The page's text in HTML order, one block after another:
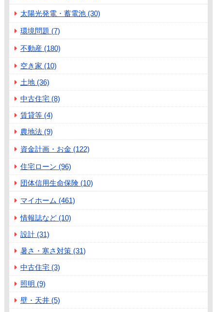
太陽光発電・蓄電池 (30)
環境問題 (7)
不動産 (180)
空き家 (10)
土地 (36)
中古住宅 (8)
賃貸等 (4)
農地法 (9)
資金計画・お金 (122)
住宅ローン (96)
団体信用生命保険 (10)
マイホーム (461)
情報誌など (10)
設計 (31)
暑さ・寒さ対策 (31)
中古住宅 (3)
照明 (9)
壁・天井 (5)